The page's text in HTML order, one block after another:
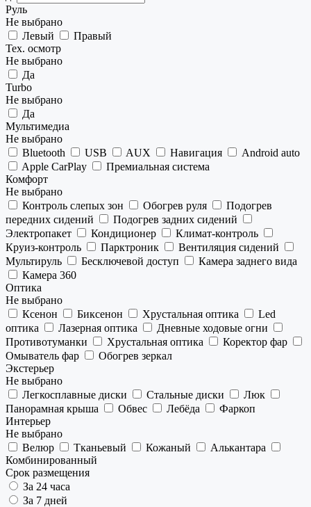
Руль
Не выбрано
Левый
Правый
Тех. осмотр
Не выбрано
Да
Turbo
Не выбрано
Да
Мультимедиа
Не выбрано
Bluetooth
USB AUX Навигация
Android auto
Apple CarPlay
Премиальная система
Комфорт
Не выбрано
Контроль слепых зон
Обогрев руля
Подогрев
передних сидений
Подогрев задних сидений
Электропакет
Кондиционер
Климат-контроль
Круиз-контроль
Парктроник
Вентиляция сидений
Мультируль
Бесключевой доступ
Камера заднего вида
Камера 360
Оптика
Не выбрано
Ксенон
Биксенон Хрустальная оптика
Led
оптика
Лазерная оптика
Дневные ходовые огни
Противотуманки
Хрустальная оптика
Коректор фар
Омыватель фар
Обогрев зеркал
Экстерьер
Не выбрано
Легкосплавные диски
Стальные диски
Люк
Панорамная крыша
Обвес Лебёда
Фаркоп
Интерьер
Не выбрано
Велюр
Тканьевый Кожаный
Алькантара
Комбинированный
Срок размещения
За 24 часа
За 7 дней